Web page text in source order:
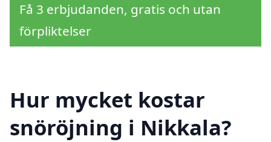
Få 3 erbjudanden, gratis och utan
förpliktelser
Hur mycket kostar
snöröjning i Nikkala?